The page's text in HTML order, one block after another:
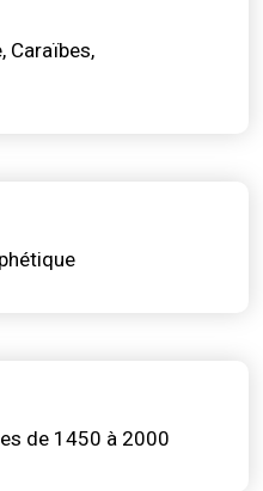
Caraïbes
de 1450 à 2000